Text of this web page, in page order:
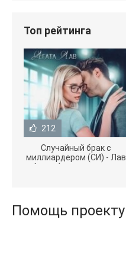
Топ рейтинга
212
Случайный брак с
миллиардером (СИ) - Лав
Агата (полная версия
Помощь проекту